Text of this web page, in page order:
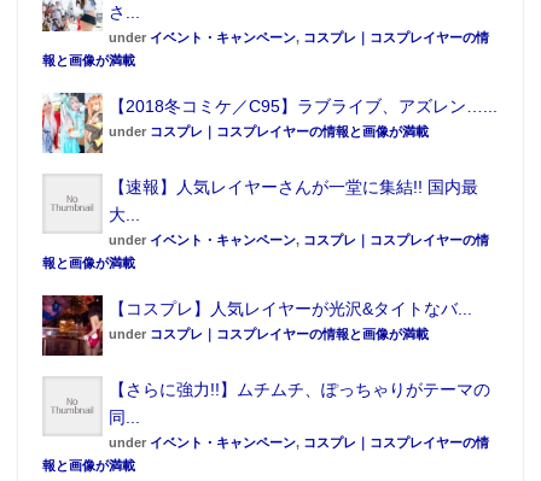
さ...
under イベント・キャンペーン, コスプレ｜コスプレイヤーの情
報と画像が満載
【2018冬コミケ／C95】ラブライブ、アズレン…...
under コスプレ｜コスプレイヤーの情報と画像が満載
【速報】人気レイヤーさんが一堂に集結!! 国内最
大...
under イベント・キャンペーン, コスプレ｜コスプレイヤーの情
報と画像が満載
【コスプレ】人気レイヤーが光沢&タイトなバ...
under コスプレ｜コスプレイヤーの情報と画像が満載
【さらに強力!!】ムチムチ、ぽっちゃりがテーマの
同...
under イベント・キャンペーン, コスプレ｜コスプレイヤーの情
報と画像が満載